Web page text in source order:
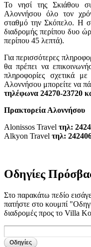
Το νησί της Σκιάθου
Αλοννήσου όλο τον
σταθμό την Σκόπελο. Η
διαδρομής περίπου δυο
περίπου 45 λεπτά).
Για περισσότερες
θα πρέπει να
πληροφορίες σχετικά
Αλοννήσου μπορείτε να
τηλέφωνα 24270-23720
Πρακτορεία Αλοννήσου
Alonissos Travel τηλ:
Alkyon Travel τηλ:
Οδηγίες
Στο παρακάτω πεδίο
πατήστε στο κουμπί
διαδρομές προς το Villa